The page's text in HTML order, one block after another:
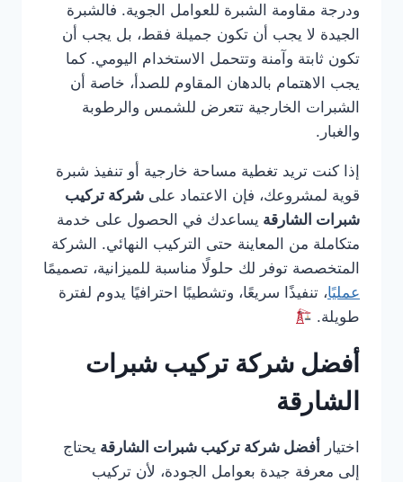
ودرجة مقاومة الشبرة للعوامل الجوية. فالشبرة
الجيدة لا يجب أن تكون جميلة فقط، بل يجب أن
تكون ثابتة وآمنة وتتحمل الاستخدام اليومي. كما
يجب الاهتمام بالدهان المقاوم للصدأ، خاصة أن
الشبرات الخارجية تتعرض للشمس والرطوبة
والغبار.
إذا كنت تريد تغطية مساحة خارجية أو تنفيذ شبرة
قوية لمشروعك، فإن الاعتماد على شركة تركيب
شبرات الشارقة يساعدك في الحصول على خدمة
متكاملة من المعاينة حتى التركيب النهائي. الشركة
المتخصصة توفر لك حلولًا مناسبة للميزانية، تصميمًا
عمليًا، تنفيذًا سريعًا، وتشطيبًا احترافيًا يدوم لفترة
طويلة.
أفضل شركة تركيب شبرات
الشارقة
اختيار أفضل شركة تركيب شبرات الشارقة يحتاج
إلى معرفة جيدة بعوامل الجودة، لأن تركيب